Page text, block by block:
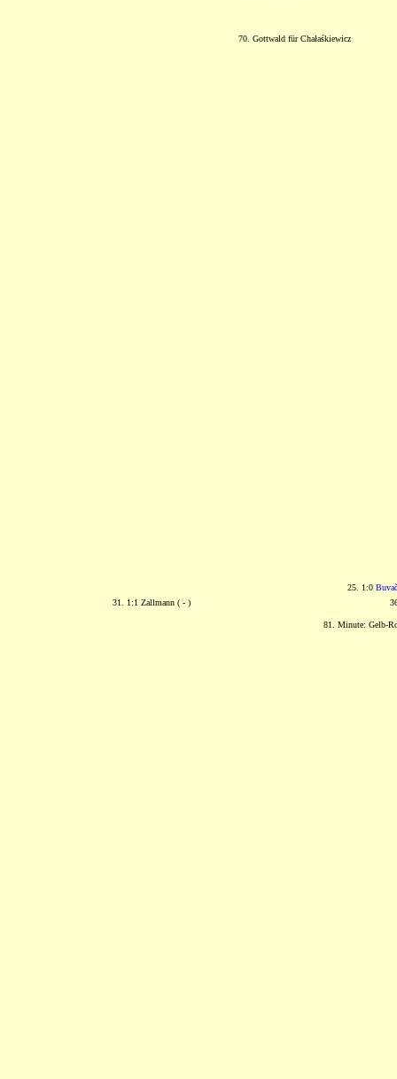
70. Gottwald für Chałaśkiewicz
25. 1:0 Buvač
31. 1:1 Zallmann ( - )
81. Minute: Gelb-